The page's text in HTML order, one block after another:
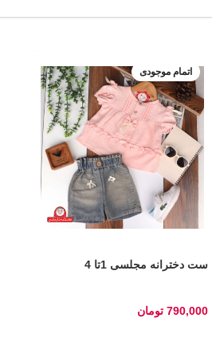
اتمام موجودی
ست دخترانه مجلسی 1تا 4
790,000 تومان